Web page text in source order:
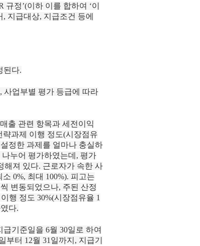
정’(이하 이를 합하여 ‘이
지급대상, 지급조건 등에
된다.
사업부별 평가 등급에 따라
출 관련 항목과 세전이익
과제 이행 정도(시장점유
정한 과제를 얼마나 충실하
누어 평가하였는데, 평가
해져 있다. 근로자가 속한 사
0%, 최대 100%). 피고는
변동되었으나, 주된 산정
행 정도 30%(시장점유율 1
다.
기준일을 6월 30일로 하여
터 12월 31일까지, 지급기